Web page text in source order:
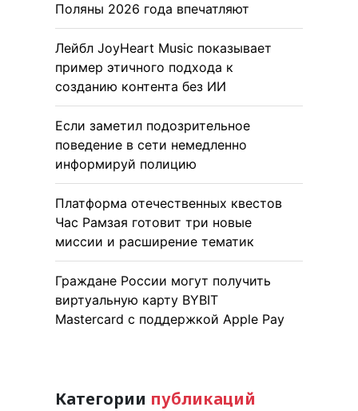
Поляны 2026 года впечатляют
Лейбл JoyHeart Music показывает
пример этичного подхода к
созданию контента без ИИ
Если заметил подозрительное
поведение в сети немедленно
информируй полицию
Платформа отечественных квестов
Час Рамзая готовит три новые
миссии и расширение тематик
Граждане России могут получить
виртуальную карту BYBIT
Mastercard с поддержкой Apple Pay
Категории публикаций